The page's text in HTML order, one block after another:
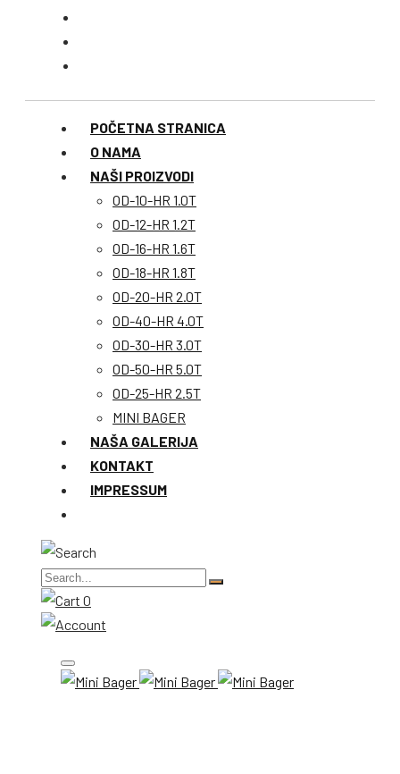
POČETNA STRANICA
O NAMA
NAŠI PROIZVODI
OD-10-HR 1.0T
OD-12-HR 1.2T
OD-16-HR 1.6T
OD-18-HR 1.8T
OD-20-HR 2.0T
OD-40-HR 4.0T
OD-30-HR 3.0T
OD-50-HR 5.0T
OD-25-HR 2.5T
MINI BAGER
NAŠA GALERIJA
KONTAKT
IMPRESSUM
0